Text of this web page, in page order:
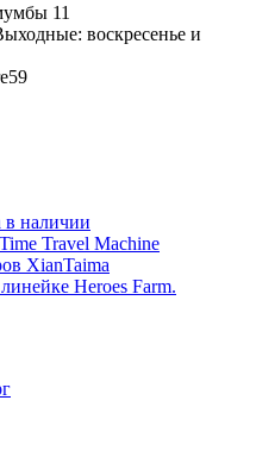
11
воскресенье и
в наличии
Travel Machine
XianTaima
Heroes Farm.